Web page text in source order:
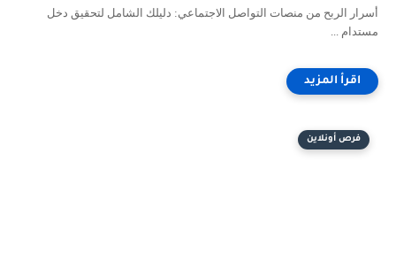
أسرار الربح من منصات التواصل الاجتماعي: دليلك الشامل لتحقيق دخل
مستدام ...
فرص أونلاين